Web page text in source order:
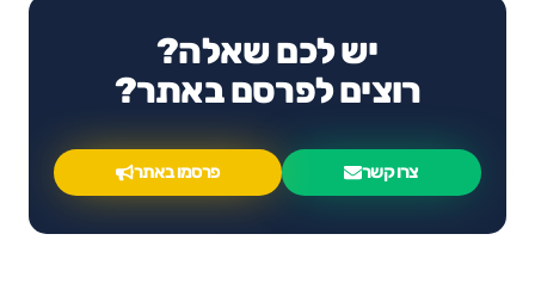
יש לכם שאלה?
רוצים לפרסם באתר?
צרו קשר פרסמו באתר